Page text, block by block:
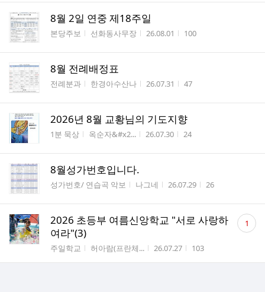
8월 2일 연중 제18주일
게시판명
본당주보 작성자
선화동사무장 작성시간
26.08.01 조회수
100
8월 전례배정표
게시판명
전례분과 작성자
한경아수산나 작성시간
26.07.31 조회수
47
2026년 8월 교황님의 기도지향
게시판명
1분 묵상 작성자
옥순자&#x2... 작성시간
26.07.30 조회수
24
8월성가번호입니다.
게시판명
성가번호/ 연습곡 악보 작성자
나그네 작성시간
26.07.29 조회수
26
2026 초등부 여름신앙학교 "서로 사랑하
여라"(3)
게시판명
주일학교 작성자
허아람(프란체... 작성시간
26.07.27 조회수
103
댓
글 1